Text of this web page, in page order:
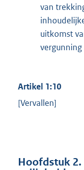
van
uitkomst
Artikel 1:10
[Vervallen]
Hoofdstuk